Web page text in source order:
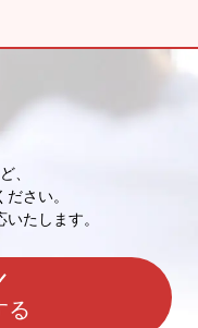
、
さい。
たします。
る